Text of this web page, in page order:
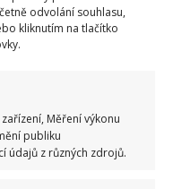
odvolání souhlasu,
kliknutím na tlačítko
Měření výkonu
publiku
údajů z různých zdrojů.